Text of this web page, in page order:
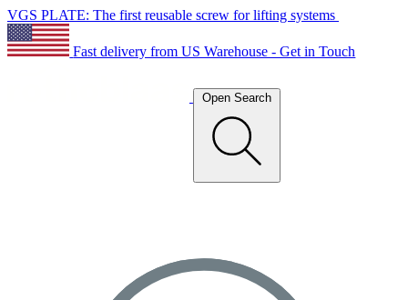
VGS PLATE: The first reusable screw for lifting systems
Fast delivery from US Warehouse - Get in Touch
Open Search